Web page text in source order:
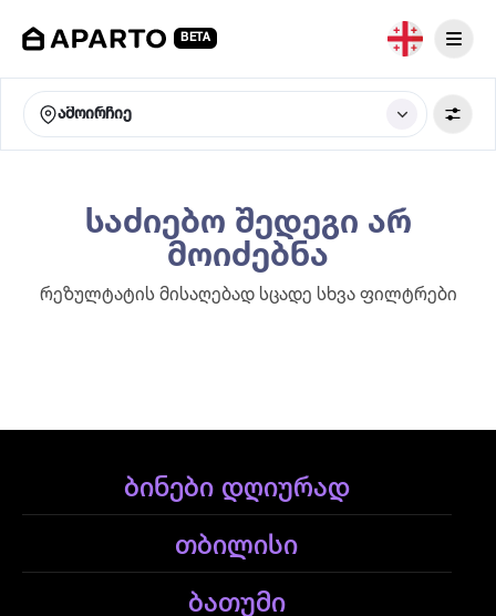
BETA
ამოირჩიე
საძიებო შედეგი არ
მოიძებნა
რეზულტატის მისაღებად სცადე სხვა ფილტრები
ბინები დღიურად
თბილისი
ბათუმი